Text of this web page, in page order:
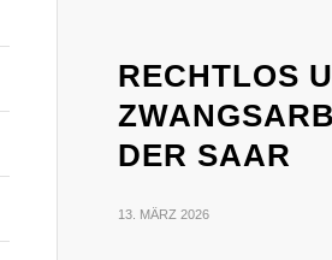
RECHTLOS
DER SAAR
13. MÄRZ 2026